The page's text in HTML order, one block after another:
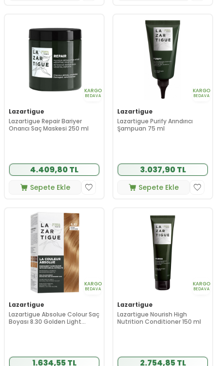
KARGO
BEDAVA
Lazartigue
Lazartigue Repair Bariyer
Onarıcı Saç Maskesi 250 ml
4.409,80 TL
Sepete Ekle
KARGO
BEDAVA
Lazartigue
Lazartigue Purify Arındırıcı
Şampuan 75 ml
3.037,90 TL
Sepete Ekle
KARGO
BEDAVA
Lazartigue
Lazartigue Absolue Colour Saç
Boyası 8.30 Golden Light
1.634,55 TL
KARGO
BEDAVA
Lazartigue
Lazartigue Nourish High
Nutrition Conditioner 150 ml
2.754,85 TL